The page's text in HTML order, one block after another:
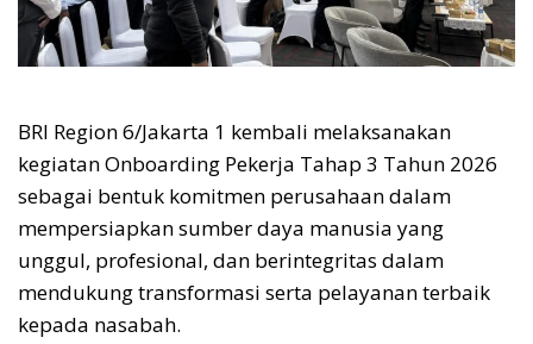
BRI Region 6/Jakarta 1 kembali melaksanakan
kegiatan Onboarding Pekerja Tahap 3 Tahun 2026
sebagai bentuk komitmen perusahaan dalam
mempersiapkan sumber daya manusia yang
unggul, profesional, dan berintegritas dalam
mendukung transformasi serta pelayanan terbaik
kepada nasabah.